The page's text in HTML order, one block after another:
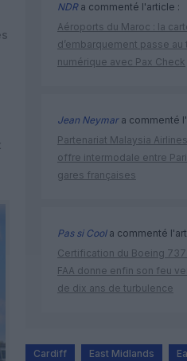
NDRa commenté l'article :
Aéroports du Maroc : la
d’embarquement passe au
numérique avec Pax Check
Jean Neymara commenté
Partenariat Malaysia
offre intermodale entre
gares françaises
Pas si Coola commenté
Certification du Boeing 737
FAA donne enfin son feu
de dix ans de turbulence
Cardiff East Midlands